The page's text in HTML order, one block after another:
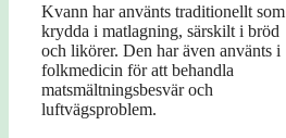
Kvann har använts traditionellt som
krydda i matlagning, särskilt i bröd
och likörer. Den har även använts i
folkmedicin för att behandla
matsmältningsbesvär och
luftvägsproblem.